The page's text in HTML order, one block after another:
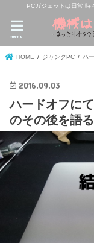
PCガジェットは日常 時
menu
HOME ジャンクPC ハ
2016.09.03
ハードオフに
のその後を語